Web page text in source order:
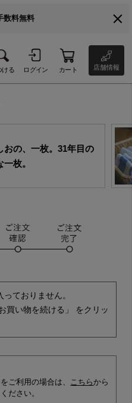
数料無料
ける ログイン カート 店舗情報
おの、一枚。31年目の
枚。
ておりません。
買い物を続ける」 をクリッ
ご利用の場合は、 こちらから
ださい。